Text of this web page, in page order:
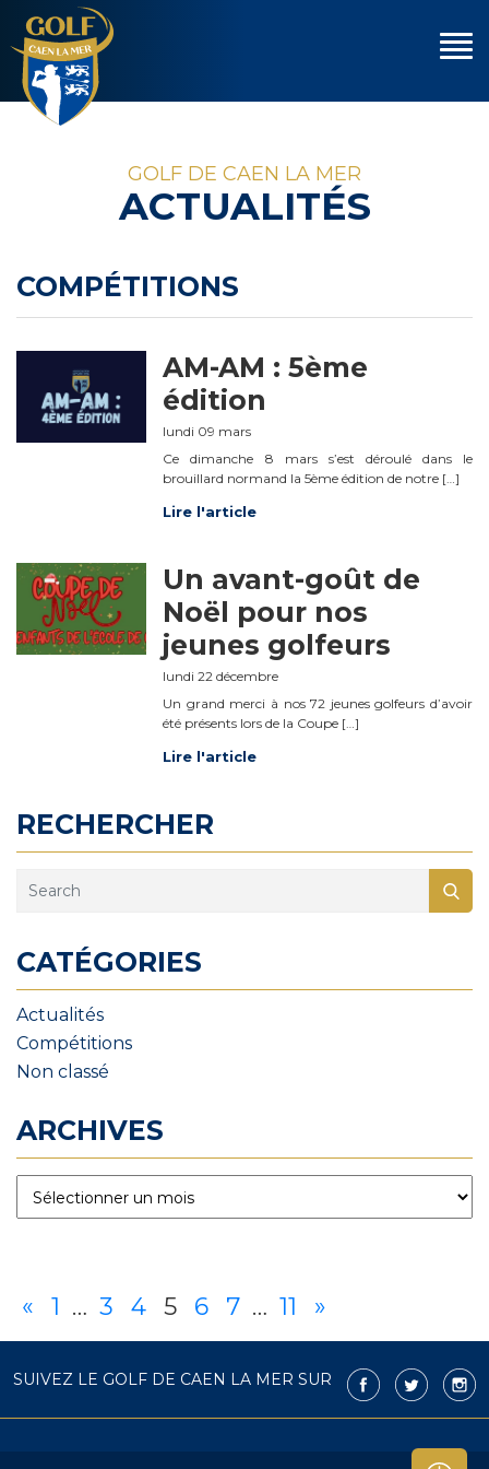
GOLF DE CAEN LA MER
ACTUALITÉS
COMPÉTITIONS
AM-AM : 5ème
édition
lundi 09 mars
Ce dimanche 8 mars s’est déroulé dans le
brouillard normand la 5ème édition de notre […]
Lire l'article
Un avant-goût de
Noël pour nos
jeunes golfeurs
lundi 22 décembre
Un grand merci à nos 72 jeunes golfeurs d’avoir
été présents lors de la Coupe […]
Lire l'article
RECHERCHER
CATÉGORIES
Actualités
Compétitions
Non classé
ARCHIVES
« 1 … 3 4 5 6 7 … 11 »
SUIVEZ LE GOLF DE CAEN LA MER SUR